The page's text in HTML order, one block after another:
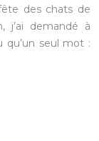
des chats de
j’ai demandé à
qu’un seul mot :